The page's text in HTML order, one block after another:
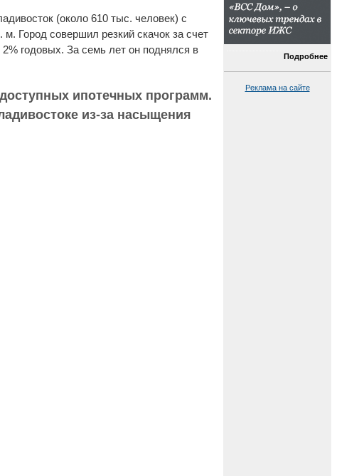
(около 610 тыс. человек) с
Город совершил резкий скачок за счет
годовых. За семь лет он поднялся в
ипотечных программ.
из-за насыщения
Подробнее
Реклама на сайте